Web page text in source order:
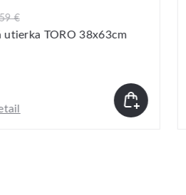
€
TORO 38x63cm